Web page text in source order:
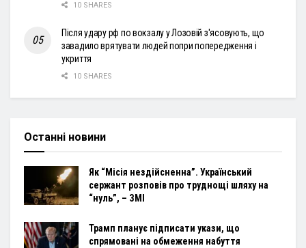
10 SHARES
Після удару рф по вокзалу у Лозовій з'ясовують, що
завадило врятувати людей попри попередження і
укриття
10 SHARES
Останні новини
Як “Місія нездійсненна”. Український
сержант розповів про труднощі шляху на
“нуль”, – ЗМІ
Трамп планує підписати укази, що
спрямовані на обмеження набуття